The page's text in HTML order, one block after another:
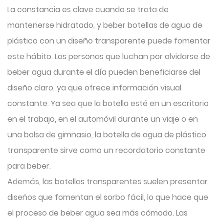
La constancia es clave cuando se trata de
mantenerse hidratado, y beber botellas de agua de
plástico con un diseño transparente puede fomentar
este hábito. Las personas que luchan por olvidarse de
beber agua durante el día pueden beneficiarse del
diseño claro, ya que ofrece información visual
constante. Ya sea que la botella esté en un escritorio
en el trabajo, en el automóvil durante un viaje o en
una bolsa de gimnasio, la botella de agua de plástico
transparente sirve como un recordatorio constante
para beber.
Además, las botellas transparentes suelen presentar
diseños que fomentan el sorbo fácil, lo que hace que
el proceso de beber agua sea más cómodo. Las